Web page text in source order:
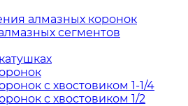
алмазных коронок
сегментов
с хвостовиком 1-1/4
с хвостовиком 1/2